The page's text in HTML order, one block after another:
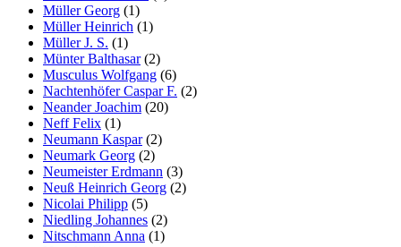
Müller Georg (1)
Müller Heinrich (1)
Müller J. S. (1)
Münter Balthasar(2)
Musculus Wolfgang (6)
Nachtenhöfer Caspar F. (2)
Neander Joachim (20)
Neff Felix (1)
Neumann Kaspar(2)
Neumark Georg (2)
Neumeister Erdmann (3)
Neuß Heinrich Georg (2)
Nicolai Philipp (5)
Niedling Johannes (2)
Nitschmann Anna (1)